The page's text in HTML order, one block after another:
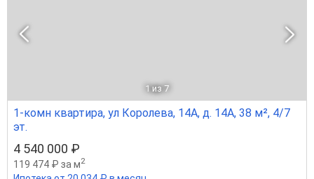
1 из 7
1-комн квартира, ул Королева, 14А, д. 14А, 38 м², 4/7
эт.
4 540 000 ₽
119 474 ₽ за м2